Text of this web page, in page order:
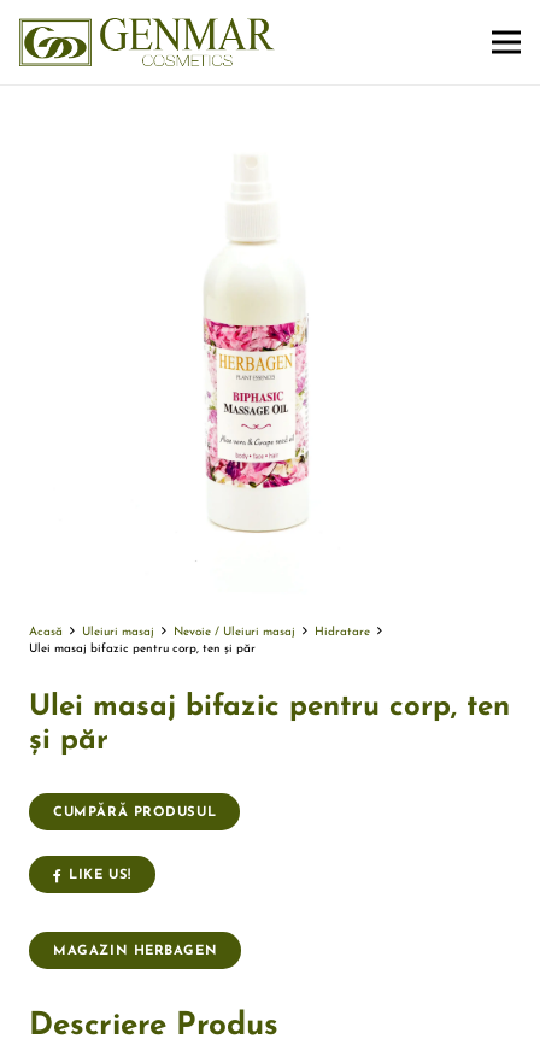
Acasă Uleiuri masaj Nevoie / Uleiuri masaj
Hidratare
Ulei masaj bifazic pentru corp, ten și păr
Ulei masaj bifazic pentru corp, ten
și păr
CUMPĂRĂ PRODUSUL
LIKE US!
MAGAZIN HERBAGEN
Descriere Produs